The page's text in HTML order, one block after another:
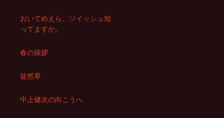
おいてめえら、ソイッシュ知
ってますか。
春の挨拶
徒然草
中上健次の向こうへ